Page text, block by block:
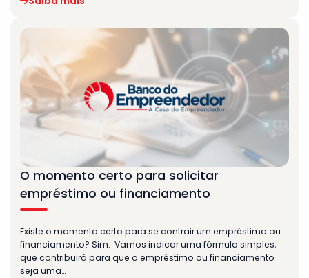
O momento certo para solicitar
empréstimo ou financiamento
Existe o momento certo para se contrair um empréstimo ou
financiamento? Sim. Vamos indicar uma fórmula simples,
que contribuirá para que o empréstimo ou financiamento
seja uma…